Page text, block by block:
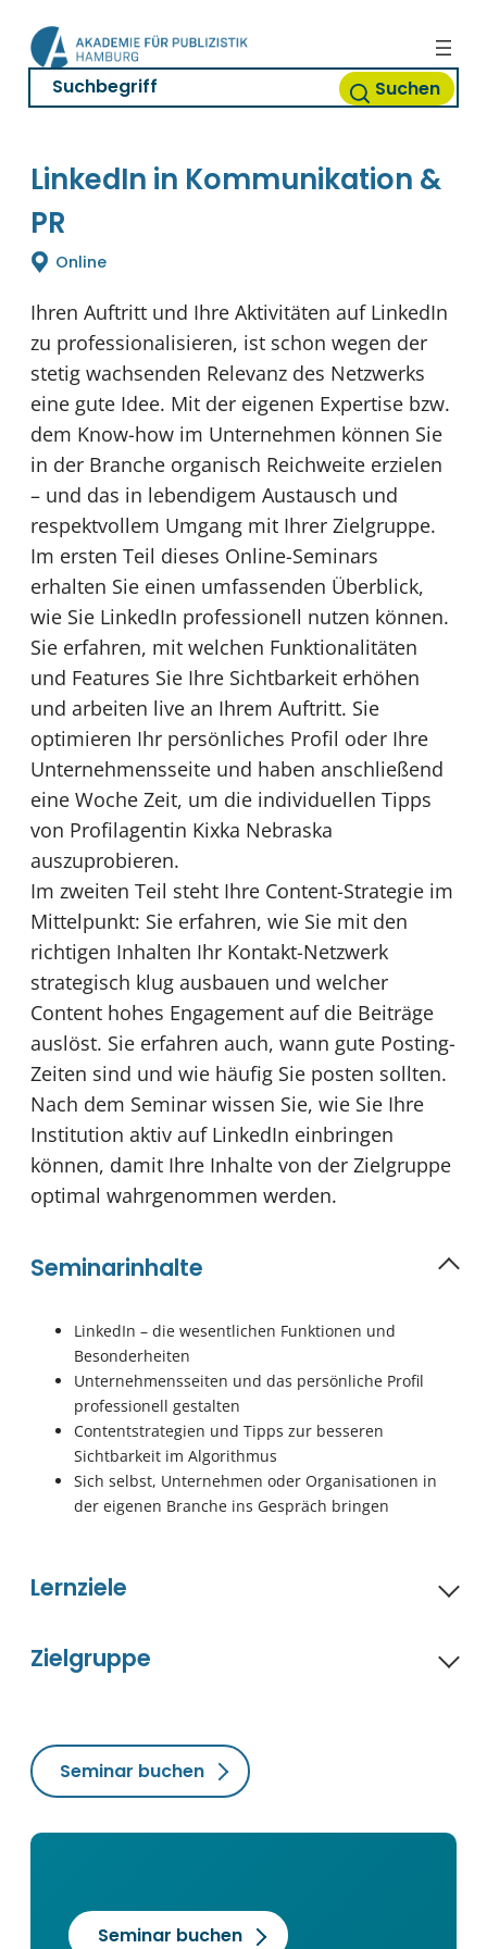
Inhalt
springen
Suchen
LinkedIn in Kommunikation &
PR
Online
Ihren Auftritt und Ihre Aktivitäten auf LinkedIn
zu professionalisieren, ist schon wegen der
stetig wachsenden Relevanz des Netzwerks
eine gute Idee. Mit der eigenen Expertise bzw.
dem Know-how im Unternehmen können Sie
in der Branche organisch Reichweite erzielen
– und das in lebendigem Austausch und
respektvollem Umgang mit Ihrer Zielgruppe.
Im ersten Teil dieses Online-Seminars
erhalten Sie einen umfassenden Überblick,
wie Sie LinkedIn professionell nutzen können.
Sie erfahren, mit welchen Funktionalitäten
und Features Sie Ihre Sichtbarkeit erhöhen
und arbeiten live an Ihrem Auftritt. Sie
optimieren Ihr persönliches Profil oder Ihre
Unternehmensseite und haben anschließend
eine Woche Zeit, um die individuellen Tipps
von Profilagentin Kixka Nebraska
auszuprobieren.
Im zweiten Teil steht Ihre Content-Strategie im
Mittelpunkt: Sie erfahren, wie Sie mit den
richtigen Inhalten Ihr Kontakt-Netzwerk
strategisch klug ausbauen und welcher
Content hohes Engagement auf die Beiträge
auslöst. Sie erfahren auch, wann gute Posting-
Zeiten sind und wie häufig Sie posten sollten.
Nach dem Seminar wissen Sie, wie Sie Ihre
Institution aktiv auf LinkedIn einbringen
können, damit Ihre Inhalte von der Zielgruppe
optimal wahrgenommen werden.
Seminarinhalte
LinkedIn – die wesentlichen Funktionen und
Besonderheiten
Unternehmensseiten und das persönliche Profil
professionell gestalten
Contentstrategien und Tipps zur besseren
Sichtbarkeit im Algorithmus
Sich selbst, Unternehmen oder Organisationen in
der eigenen Branche ins Gespräch bringen
Lernziele
Zielgruppe
Seminar buchen
Seminar buchen